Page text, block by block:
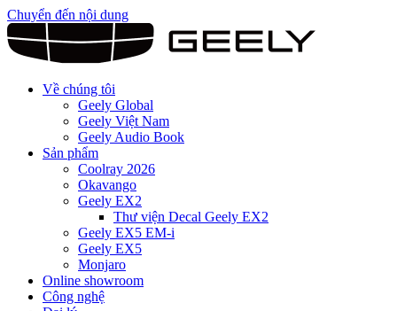
Chuyển đến nội dung
Về chúng tôi
Geely Global
Geely Việt Nam
Geely Audio Book
Sản phẩm
Coolray 2026
Okavango
Geely EX2
Thư viện Decal Geely EX2
Geely EX5 EM-i
Geely EX5
Monjaro
Online showroom
Công nghệ